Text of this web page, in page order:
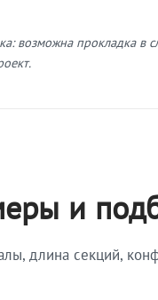
возможна прокладка в
и
длина секций,